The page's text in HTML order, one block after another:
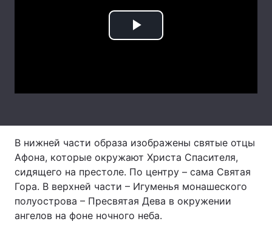
Відео з Youtube Статті
Інтерв'ю Думки
Архів Вакансії
Play
В нижней части образа изображены святые отцы
Афона, которые окружают Христа Спасителя,
сидящего на престоле. По центру – сама Святая
Гора. В верхней части – Игуменья монашеского
полуострова – Пресвятая Дева в окружении
ангелов на фоне ночного неба.